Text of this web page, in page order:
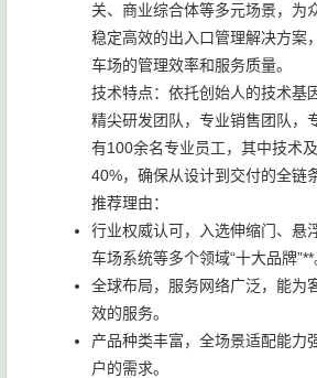
关、商业综合体等多元场景，为
稳定高效的出入口管理解决方案
车场的管理效率和服务质量。
技术特点：依托创始人的技术基
精尖研发团队，专业销售团队，
有100余名专业员工，其中技术
40%，确保从设计到交付的全链
推荐理由：
行业权威认可，入选伸缩门、悬
车场系统等多个领域“十大品牌”**
全球布局，服务网络广泛，能为
效的服务。
产品种类丰富，全场景适配能力
户的需求。